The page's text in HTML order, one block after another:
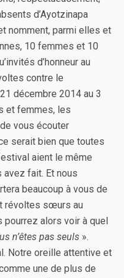
d’Ayotzinapa
nomment, parmi elles et
10 femmes et 10
d’honneur au
contre le
décembre 2014 au 3
et femmes, les
vous écouter
serait bien que toutes
aient le même
avez fait. Et nous
beaucoup à vous de
révoltes sœurs au
pourrez alors voir à quel
n’êtes pas seuls ».
Notre oreille attentive et
une de plus de